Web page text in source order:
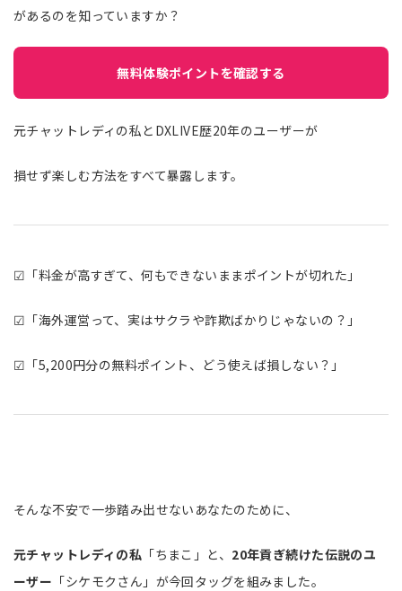
があるのを知っていますか？
無料体験ポイントを確認する
元チャットレディの私とDXLIVE歴20年のユーザーが
損せず楽しむ方法をすべて暴露します。
☑「料金が高すぎて、何もできないままポイントが切れた」
☑「海外運営って、実はサクラや詐欺ばかりじゃないの？」
☑「5,200円分の無料ポイント、どう使えば損しない？」
そんな不安で一歩踏み出せないあなたのために、
元チャットレディの私 「ちまこ」と、 20年貢ぎ続けた伝説のユ
ーザー 「シケモクさん」が今回タッグを組みました。